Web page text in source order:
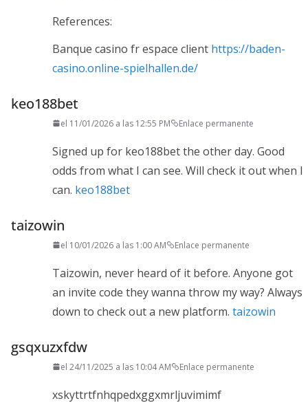
References:
Banque casino fr espace client https://baden-
casino.online-spielhallen.de/
keo188bet
el 11/01/2026 a las 12:55 PM Enlace permanente
Signed up for keo188bet the other day. Good
odds from what I can see. Will check it out when I
can. keo188bet
taizowin
el 10/01/2026 a las 1:00 AM Enlace permanente
Taizowin, never heard of it before. Anyone got
an invite code they wanna throw my way? Always
down to check out a new platform. taizowin
gsqxuzxfdw
el 24/11/2025 a las 10:04 AM Enlace permanente
xskyttrtfnhqpedxggxmrljuvimimf